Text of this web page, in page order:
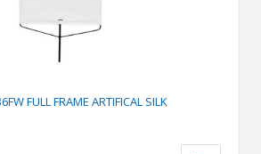
FULL FRAME ARTIFICAL SILK